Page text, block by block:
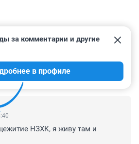
39
за комментарии и другие
в профиле
НЗХК, я живу там и